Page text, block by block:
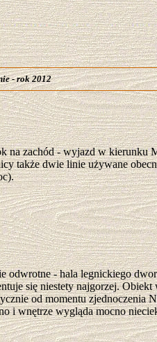
- rok 2012
na zachód - wyjazd w kierunku
także dwie linie używane
odwrotne - hala legnickiego
się niestety najgorzej.
od momentu zjednoczenia
i wnętrze wygląda mocno